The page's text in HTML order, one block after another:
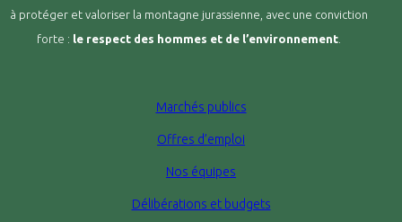
à protéger et valoriser la montagne jurassienne, avec une conviction
forte : le respect des hommes et de l’environnement.
Marchés publics
Offres d’emploi
Nos équipes
Délibérations et budgets